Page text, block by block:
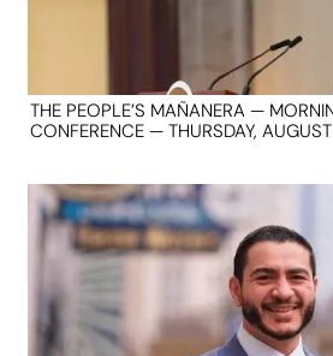
THE PEOPLE’S MAÑANERA —
CONFERENCE — THURSDAY,